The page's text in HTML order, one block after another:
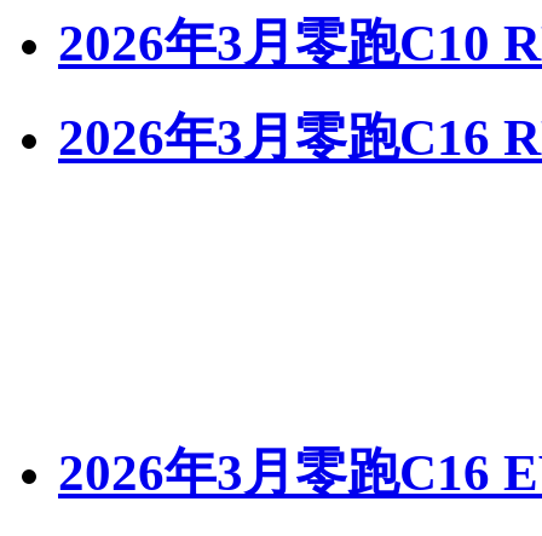
2026年3月零跑C10
2026年3月零跑C16
2026年3月零跑C16